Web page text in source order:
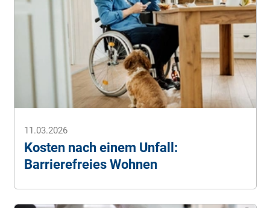
11.03.2026
Kosten nach einem Unfall:
Barrierefreies Wohnen